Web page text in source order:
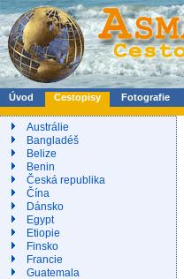
Úvod Cestopisy Fotografie
Austrálie
Bangladéš
Belize
Benin
Česká republika
Čína
Dánsko
Egypt
Etiopie
Finsko
Francie
Guatemala